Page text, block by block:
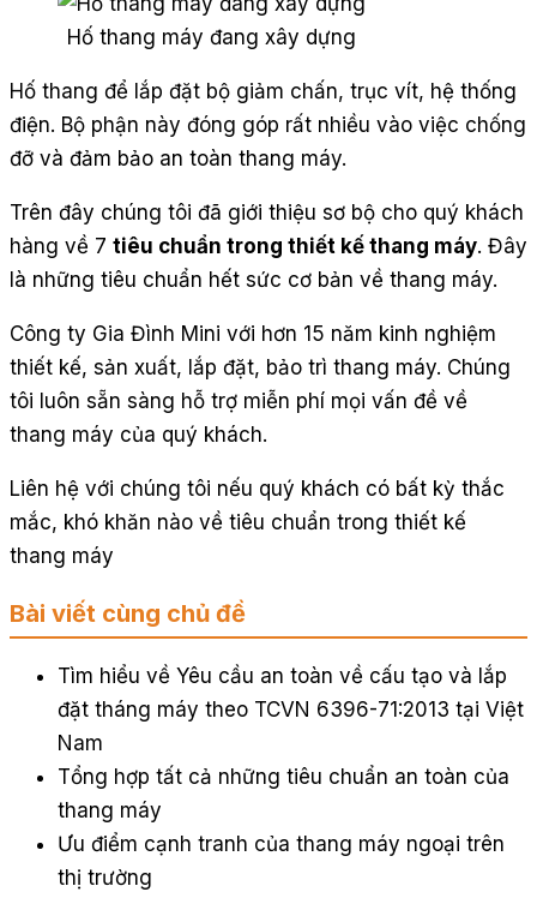
Hố thang máy đang xây dựng
Hố thang để lắp đặt bộ giảm chấn, trục vít, hệ thống
điện. Bộ phận này đóng góp rất nhiều vào việc chống
đỡ và đảm bảo an toàn thang máy.
Trên đây chúng tôi đã giới thiệu sơ bộ cho quý khách
hàng về 7 tiêu chuẩn trong thiết kế thang máy. Đây
là những tiêu chuẩn hết sức cơ bản về thang máy.
Công ty Gia Đình Mini với hơn 15 năm kinh nghiệm
thiết kế, sản xuất, lắp đặt, bảo trì thang máy. Chúng
tôi luôn sẵn sàng hỗ trợ miễn phí mọi vấn đề về
thang máy của quý khách.
Liên hệ với chúng tôi nếu quý khách có bất kỳ thắc
mắc, khó khăn nào về tiêu chuẩn trong thiết kế
thang máy
Bài viết cùng chủ đề
Tìm hiểu về Yêu cầu an toàn về cấu tạo và lắp
đặt tháng máy theo TCVN 6396-71:2013 tại Việt
Nam
Tổng hợp tất cả những tiêu chuẩn an toàn của
thang máy
Ưu điểm cạnh tranh của thang máy ngoại trên
thị trường